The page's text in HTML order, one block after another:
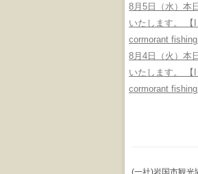
8月5日（水）本
いたします。 【
cormorant fishing
8月4日（火）本
いたします。 【
cormorant fishing
(一社)岩国市観